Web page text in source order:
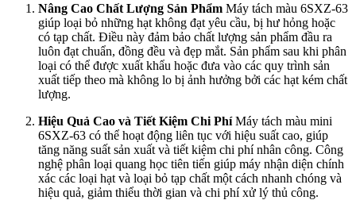
Nâng Cao Chất Lượng Sản Phẩm Máy tách màu 6SXZ-63
giúp loại bỏ những hạt không đạt yêu cầu, bị hư hỏng hoặc
có tạp chất. Điều này đảm bảo chất lượng sản phẩm đầu ra
luôn đạt chuẩn, đồng đều và đẹp mắt. Sản phẩm sau khi phân
loại có thể được xuất khẩu hoặc đưa vào các quy trình sản
xuất tiếp theo mà không lo bị ảnh hưởng bởi các hạt kém chất
lượng.
Hiệu Quả Cao và Tiết Kiệm Chi PhíMáy tách màu mini
6SXZ-63 có thể hoạt động liên tục với hiệu suất cao, giúp
tăng năng suất sản xuất và tiết kiệm chi phí nhân công. Công
nghệ phân loại quang học tiên tiến giúp máy nhận diện chính
xác các loại hạt và loại bỏ tạp chất một cách nhanh chóng và
hiệu quả, giảm thiểu thời gian và chi phí xử lý thủ công.